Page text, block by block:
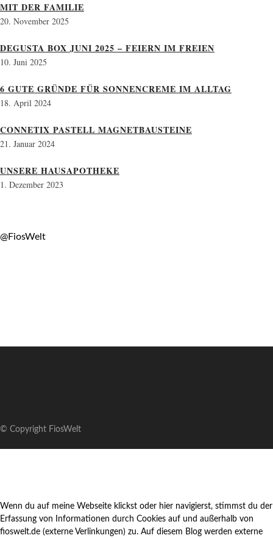
MIT DER FAMILIE
20. November 2025
DEGUSTA BOX JUNI 2025 – FEIERN IM FREIEN
10. Juni 2025
6 GUTE GRÜNDE FÜR SONNENCREME IM ALLTAG
18. April 2024
CONNETIX PASTELL MAGNETBAUSTEINE
21. Januar 2024
UNSERE HAUSAPOTHEKE
1. Dezember 2023
@FiosWelt
© Copyright FiosWelt
Wenn du auf meine Webseite klickst oder hier navigierst, stimmst du der
Erfassung von Informationen durch Cookies auf und außerhalb von
fioswelt.de (externe Verlinkungen) zu. Auf diesem Blog werden externe